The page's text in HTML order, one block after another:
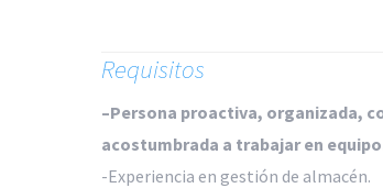
Requisitos
–Persona proactiva, organizada,
acostumbrada a trabajar en
-Experiencia en gestión de almacén.